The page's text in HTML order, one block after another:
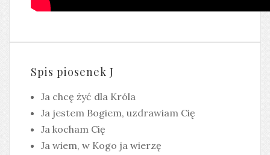
Spis piosenek J
Ja chcę żyć dla Króla
Ja jestem Bogiem, uzdrawiam Cię
Ja kocham Cię
Ja wiem, w Kogo ja wierzę